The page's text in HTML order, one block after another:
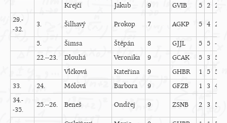
Krejčí
Jakub 9 GVIB 5 2 2
29.-
-32.
3. Šilhavý Prokop 7 AGKP 5 4 2
5. Šimsa Štěpán 8 GJJL 5 5 -
22.--23.
Dlouhá Veronika 9 GCAK 5 3 5
Vlčková
Kateřina 9 GHBR 1 5 5
33.
24. Mólová Barbora 9 GFZB 1 3 4
34.-
-35.
25.--26. Beneš Ondřej 9 ZSNB 2 3 5